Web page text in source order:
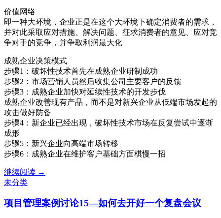
价值网络
即一种大环境，企业正是在这个大环境下确定消费者的需求，
并对此采取应对措施、解决问题、征求消费者的意见、应对竞
争对手的竞争，并争取利润最大化
成熟企业决策模式
步骤1：破坏性技术首先在成熟企业研制成功
步骤2：市场营销人员然后收集公司主要客户的反馈
步骤3：成熟企业加快对延续性技术的开发步伐
成熟企业改善现有产品，而不是对新兴企业从低端市场发起的
攻击做好防备
步骤4：新企业已经出现，破坏性技术市场在反复尝试中逐渐
成形
步骤5：新兴企业向高端市场转移
步骤6：成熟企业在维护客户基础方面棋慢一招
继续阅读《创
的
→
未分类
项目管理案例讨论15—如何去开好一个复盘会议